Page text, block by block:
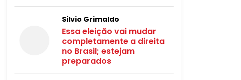
Silvio Grimaldo
Essa eleição vai mudar
completamente a direita
no Brasil; estejam
preparados